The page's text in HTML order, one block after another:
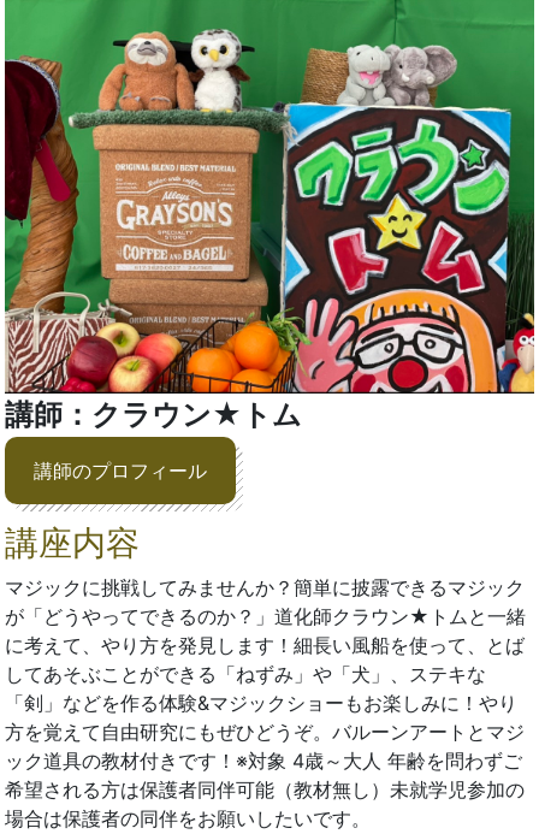
講師：クラウン★トム
講師のプロフィール
講座内容
マジックに挑戦してみませんか？簡単に披露できるマジック
が「どうやってできるのか？」道化師クラウン★トムと一緒
に考えて、やり方を発見します！細長い風船を使って、とば
してあそぶことができる「ねずみ」や「犬」、ステキな
「剣」などを作る体験&マジックショーもお楽しみに！やり
方を覚えて自由研究にもぜひどうぞ。バルーンアートとマジ
ック道具の教材付きです！※対象 4歳～大人 年齢を問わずご
希望される方は保護者同伴可能（教材無し）未就学児参加の
場合は保護者の同伴をお願いしたいです。